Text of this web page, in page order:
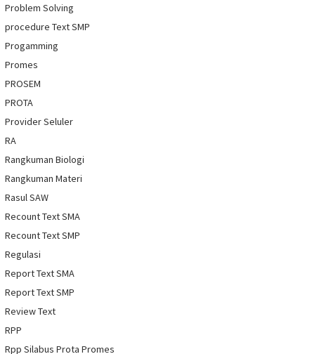
Problem Solving
procedure Text SMP
Progamming
Promes
PROSEM
PROTA
Provider Seluler
RA
Rangkuman Biologi
Rangkuman Materi
Rasul SAW
Recount Text SMA
Recount Text SMP
Regulasi
Report Text SMA
Report Text SMP
Review Text
RPP
Rpp Silabus Prota Promes